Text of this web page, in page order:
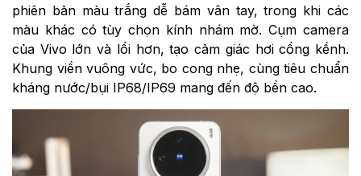
phiên bản màu trắng dễ bám vân tay, trong khi các
màu khác có tùy chọn kính nhám mờ. Cụm camera
của Vivo lớn và lồi hơn, tạo cảm giác hơi cồng kềnh.
Khung viền vuông vức, bo cong nhẹ, cùng tiêu chuẩn
kháng nước/bụi IP68/IP69 mang đến độ bền cao.